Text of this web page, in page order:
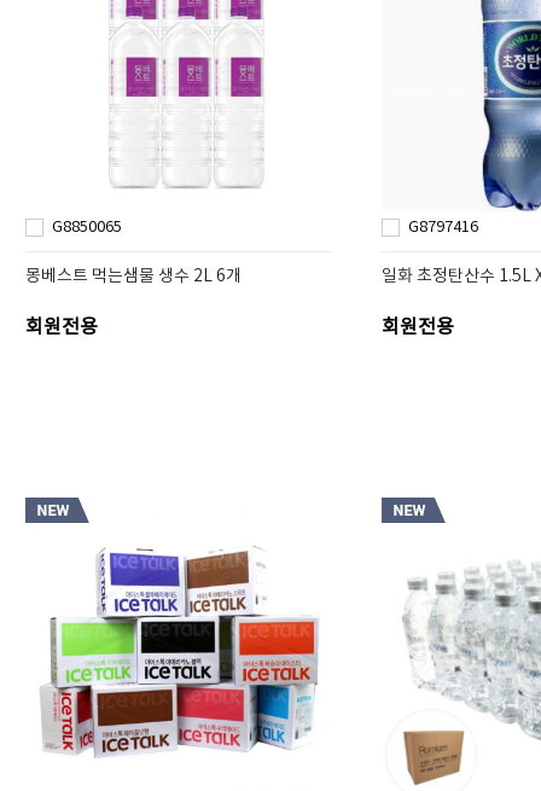
G8850065
몽베스트 먹는샘물 생수 2L 6개
회원전용
G8797416
일화 초정탄산수 1.5L
회원전용